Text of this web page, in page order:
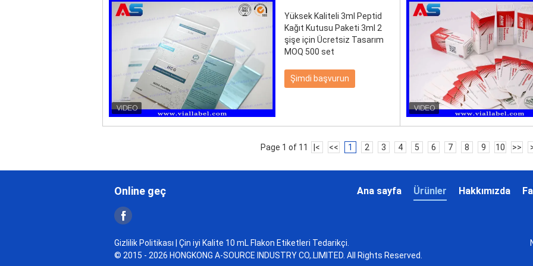
Yüksek Kaliteli 3ml Peptid
Kağıt Kutusu Paketi 3ml 2
şişe için Ücretsiz Tasarım
MOQ 500 set
Şimdi başvurun
Page 1 of 11 |< << 1 2 3 4 5 6 7 8 9 10 >>
Online geç Hakkımızda
Ürünler
Ana sayfa
Gizlilik Politikası | Çin iyi Kalite 10 mL Flakon Etiketleri Tedarikçi.
© 2015 - 2026 HONGKONG A-SOURCE INDUSTRY CO,.LIMITED. All Rights Reserved.